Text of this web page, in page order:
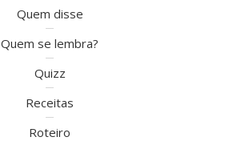
Quem disse
Quem se lembra?
Quizz
Receitas
Roteiro